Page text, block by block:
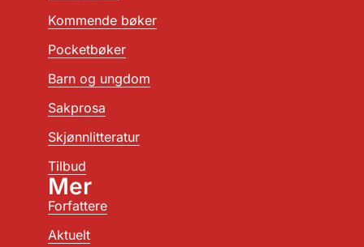
Kommende bøker
Pocketbøker
Barn og ungdom
Sakprosa
Skjønnlitteratur
Tilbud
Mer
Forfattere
Aktuelt